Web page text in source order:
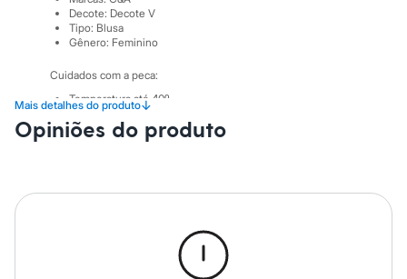
Pijamas
Sutiãs e Tops
Moda praia
Maiôs
Personagens
Plus size
Blusas e Camisetas
Moda esportiva
Mais detalhes do produto↓
Decote: Decote V
Tipo: Blusa
Gênero: Feminino
Cuidados com a peca:
Temperatura até 40º.
Não alvejar.
Não secar em secadora.
Secar na horizontal.
Opiniões do produto